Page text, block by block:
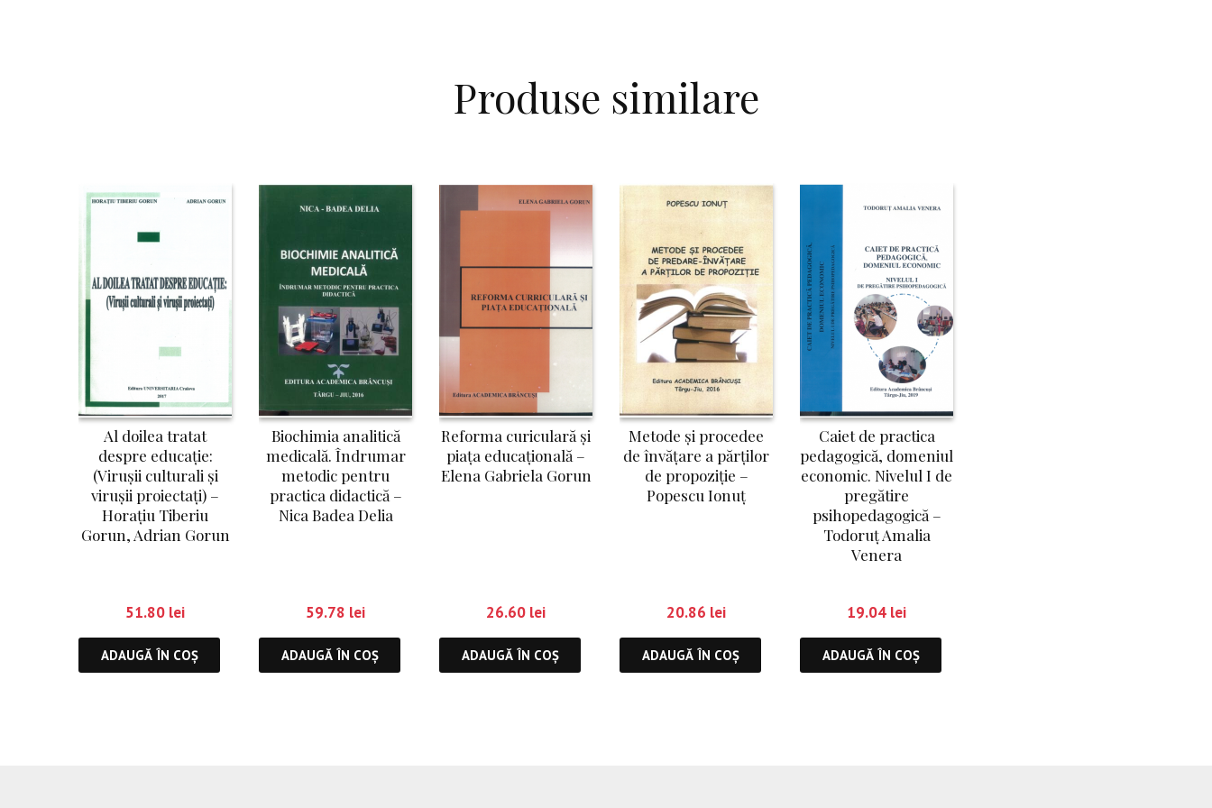
Produse similare
Al doilea tratat
despre educație:
(Virușii culturali și
virușii proiectați) –
Horațiu Tiberiu
Gorun, Adrian Gorun
51.80 lei
ADAUGĂ ÎN COȘ
Biochimia analitică
medicală. Îndrumar
metodic pentru
practica didactică –
Nica Badea Delia
59.78 lei
ADAUGĂ ÎN COȘ
Reforma curiculară și
piața educațională –
Elena Gabriela Gorun
26.60 lei
ADAUGĂ ÎN COȘ
Metode și procedee
de învățare a părților
de propoziție –
Popescu Ionuț
20.86 lei
ADAUGĂ ÎN COȘ
Caiet de practica
pedagogică, domeniul
economic. Nivelul I de
pregătire
psihopedagogică –
Todoruț Amalia
Venera
19.04 lei
ADAUGĂ ÎN COȘ